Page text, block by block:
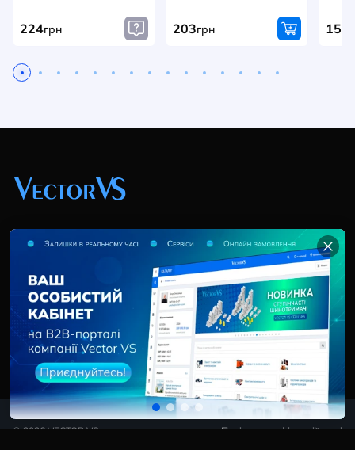
224грн 203грн 150
+38 (044) 369 51 57
02095, Україна, м. Київ, вул. Трускавецька, 10-В, оф.
info@vector-vs.com
© 2026 VECTOR VS Політика конфіденційності